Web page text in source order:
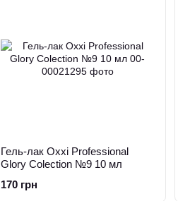
Гель-лак Oxxi Professional
Glory Colection №9 10 мл
170 грн